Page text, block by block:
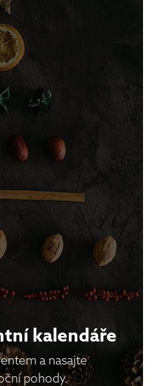
kalendáře
a nasajte
pohody.